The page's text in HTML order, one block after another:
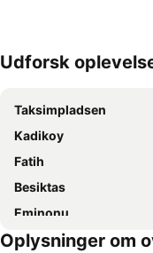
Udvid kort
Udforsk
Taksimpladsen
Kadikoy
Fatih
Besiktas
Eminonu
Den blå Moske
Oplysninger om